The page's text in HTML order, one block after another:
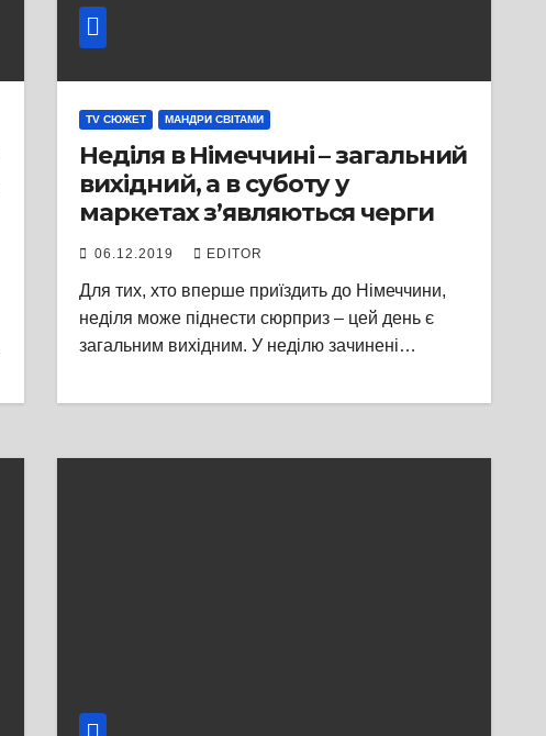
TV СЮЖЕТ МАНДРИ СВІТАМИ
Неділя в Німеччині – загальний
вихідний, а в суботу у
маркетах з’являються черги
06.12.2019 EDITOR
Для тих, хто вперше приїздить до Німеччини,
неділя може піднести сюрприз – цей день є
загальним вихідним. У неділю зачинені…